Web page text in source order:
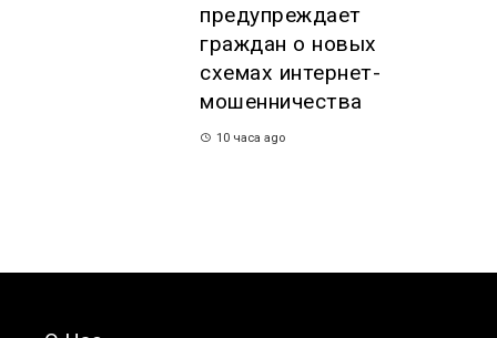
предупреждает
граждан о новых
схемах интернет-
мошенничества
10 часа ago